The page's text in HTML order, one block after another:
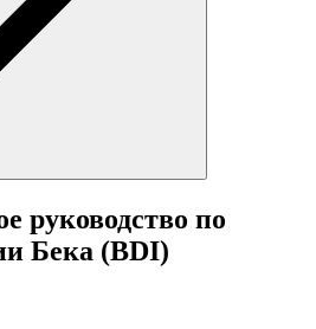
руководство по
Бека (BDI)